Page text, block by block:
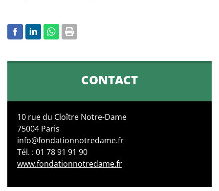
CONTACT
10 rue du Cloître Notre-Dame
75004 Paris
info@fondationnotredame.fr
Tél. : 01 78 91 91 90
www.fondationnotredame.fr